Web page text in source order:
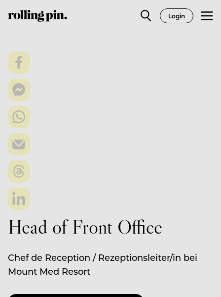
Login
Head of Front Office
Chef de Reception / Rezeptionsleiter/in bei
Mount Med Resort